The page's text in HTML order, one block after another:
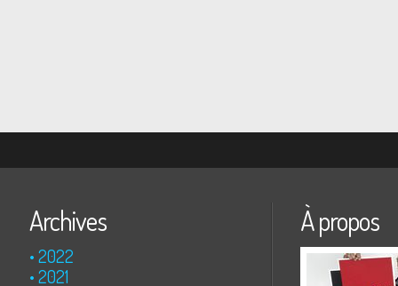
Archives
2022
2021
À propos